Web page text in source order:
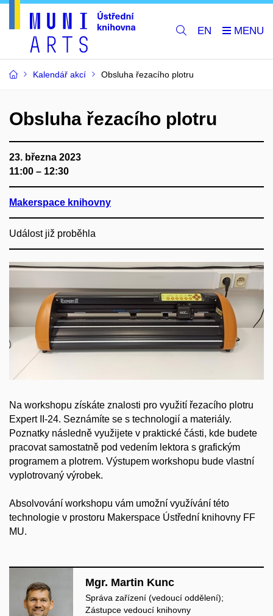
EN
Kalendář akcí Obsluha řezacího plotru
Obsluha řezacího plotru
23. března 2023
11:00 – 12:30
Makerspace knihovny
Událost již proběhla
Na workshopu získáte znalosti pro využití řezacího plotru
Expert II-24. Seznámíte se s technologií a materiály.
Poznatky následně využijete v praktické části, kde budete
pracovat samostatně pod vedením lektora s grafickým
programem a plotrem. Výstupem workshopu bude vlastní
vyplotrovaný výrobek.
Absolvování workshopu vám umožní využívání této
technologie v prostoru Makerspace Ústřední knihovny FF
MU.
Mgr. Martin Kunc
Správa zařízení (vedoucí oddělení);
Zástupce vedoucí knihovny